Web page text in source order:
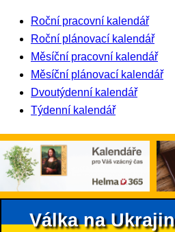
Roční pracovní kalendář
Roční plánovací kalendář
Měsíční pracovní kalendář
Měsíční plánovací kalendář
Dvoutýdenní kalendář
Týdenní kalendář
Válka na